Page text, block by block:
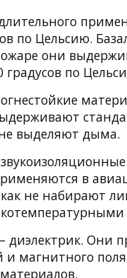
по Цельсию.
они
по
выделяют дыма.
в
не набирают
диэлектрик. Они
и магнитного